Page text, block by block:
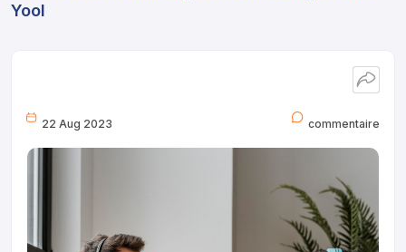
Yool
22 Aug 2023 commentaire